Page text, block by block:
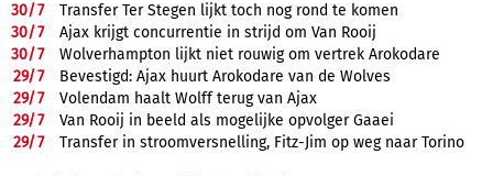
30/7
Transfer Ter Stegen lijkt toch nog rond te komen
30/7
Ajax krijgt concurrentie in strijd om Van Rooij
30/7
Wolverhampton lijkt niet rouwig om vertrek Arokodare
29/7
Bevestigd: Ajax huurt Arokodare van de Wolves
29/7
Volendam haalt Wolff terug van Ajax
29/7
Van Rooij in beeld als mogelijke opvolger Gaaei
29/7 Transfer in stroomversnelling, Fitz-Jim op weg naar Torino